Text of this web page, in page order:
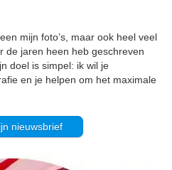
mijn foto’s, maar ook heel veel
de jaren heen heb geschreven
doel is simpel: ik wil je
en je helpen om het maximale
nieuwsbrief